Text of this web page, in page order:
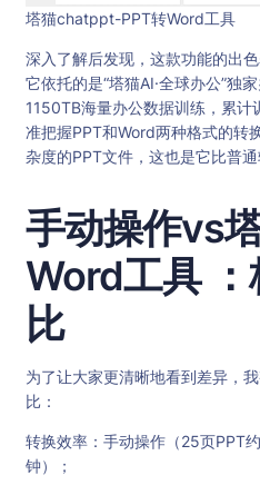
塔猫chatppt-PPT转Word工具
深入了解后发现，这款功能的出
它依托的是“塔猫AI·全球办公”独
1150TB海量办公数据训练，累
准把握PPT和Word两种格式的转
杂度的PPT文件，这也是它比普
手动操作vs
Word工具
比
为了让大家更清晰地看到差异，
比：
转换效率：手动操作（25页PPT
钟）；